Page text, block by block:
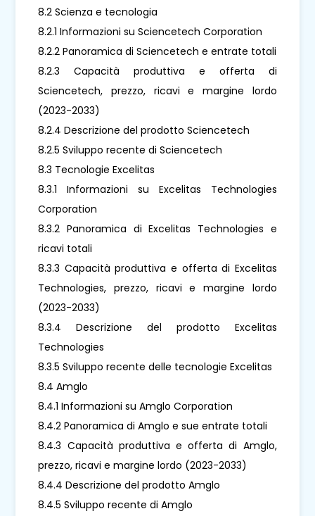
8.2 Scienza e tecnologia
8.2.1 Informazioni su Sciencetech Corporation
8.2.2 Panoramica di Sciencetech e entrate totali
8.2.3 Capacità produttiva e offerta di
Sciencetech, prezzo, ricavi e margine lordo
(2023-2033)
8.2.4 Descrizione del prodotto Sciencetech
8.2.5 Sviluppo recente di Sciencetech
8.3 Tecnologie Excelitas
8.3.1 Informazioni su Excelitas Technologies
Corporation
8.3.2 Panoramica di Excelitas Technologies e
ricavi totali
8.3.3 Capacità produttiva e offerta di Excelitas
Technologies, prezzo, ricavi e margine lordo
(2023-2033)
8.3.4 Descrizione del prodotto Excelitas
Technologies
8.3.5 Sviluppo recente delle tecnologie Excelitas
8.4 Amglo
8.4.1 Informazioni su Amglo Corporation
8.4.2 Panoramica di Amglo e sue entrate totali
8.4.3 Capacità produttiva e offerta di Amglo,
prezzo, ricavi e margine lordo (2023-2033)
8.4.4 Descrizione del prodotto Amglo
8.4.5 Sviluppo recente di Amglo